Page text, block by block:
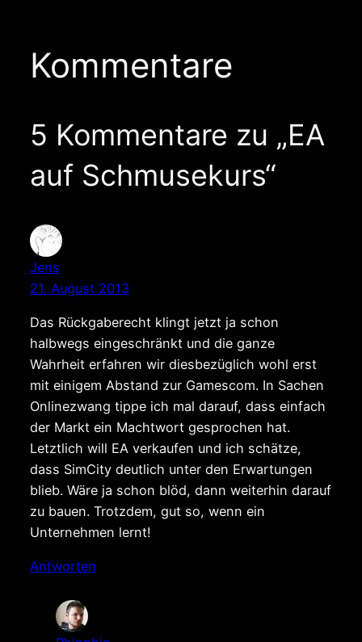
Kommentare
5 Kommentare zu „EA
auf Schmusekurs“
Jens
21. August 2013
Das Rückgaberecht klingt jetzt ja schon
halbwegs eingeschränkt und die ganze
Wahrheit erfahren wir diesbezüglich wohl erst
mit einigem Abstand zur Gamescom. In Sachen
Onlinezwang tippe ich mal darauf, dass einfach
der Markt ein Machtwort gesprochen hat.
Letztlich will EA verkaufen und ich schätze,
dass SimCity deutlich unter den Erwartungen
blieb. Wäre ja schon blöd, dann weiterhin darauf
zu bauen. Trotzdem, gut so, wenn ein
Unternehmen lernt!
Antworten